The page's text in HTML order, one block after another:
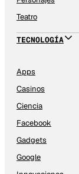
Teatro
TECNOLOGÍA
Apps
Casinos
Ciencia
Facebook
Gadgets
Google